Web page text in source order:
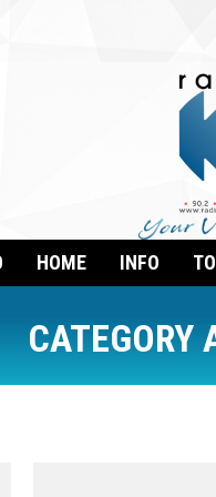
HOME INFO
CATEGORY